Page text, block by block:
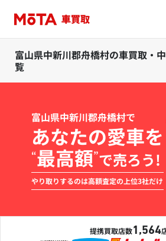
富山県中新川郡舟橋村の車買取・
覧
富山県中新川郡舟橋村で
あなたの愛車を
“最高額”で売ろう!
やり取りするのは高額査定の上位3社だけ
提携買取店数1,564